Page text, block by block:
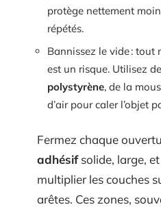
protège nettement
répétés.
Bannissez le vide : tout
est un risque. Utilisez
polystyrène, de la
d’air pour caler l’objet
Fermez chaque
adhésifsolide, large, et
multiplier les couches
arêtes. Ces zones,